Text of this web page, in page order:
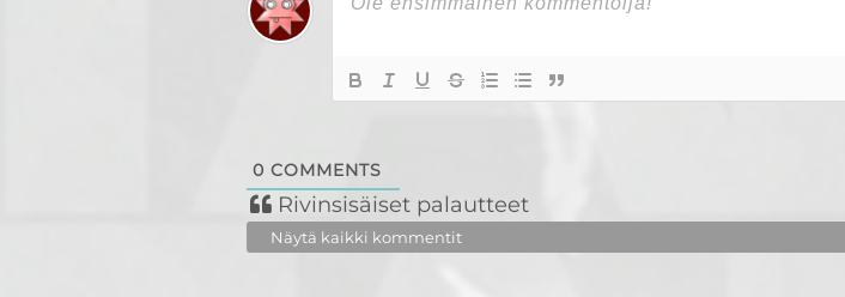
0 COMMENTS
Rivinsisäiset palautteet
Näytä kaikki kommentit